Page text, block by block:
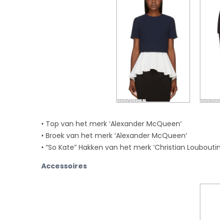
• Top van het merk ‘Alexander McQueen’
• Broek van het merk ‘Alexander McQueen’
• “So Kate” Hakken van het merk ‘Christian
Accessoires